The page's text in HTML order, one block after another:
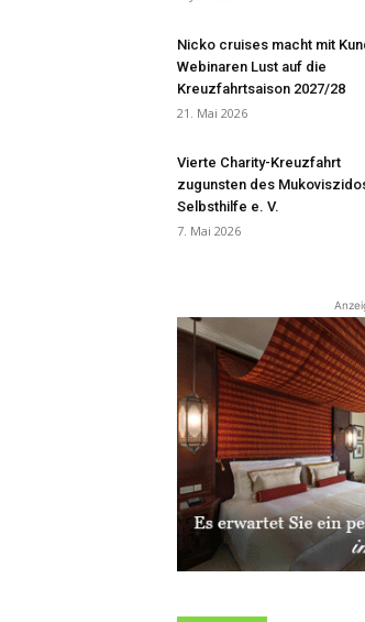
Nicko cruises macht mit
Webinaren Lust auf die
Kreuzfahrtsaison 2027/28
21. Mai 2026
Vierte Charity-Kreuzfahrt
zugunsten des
Selbsthilfe e. V.
7. Mai 2026